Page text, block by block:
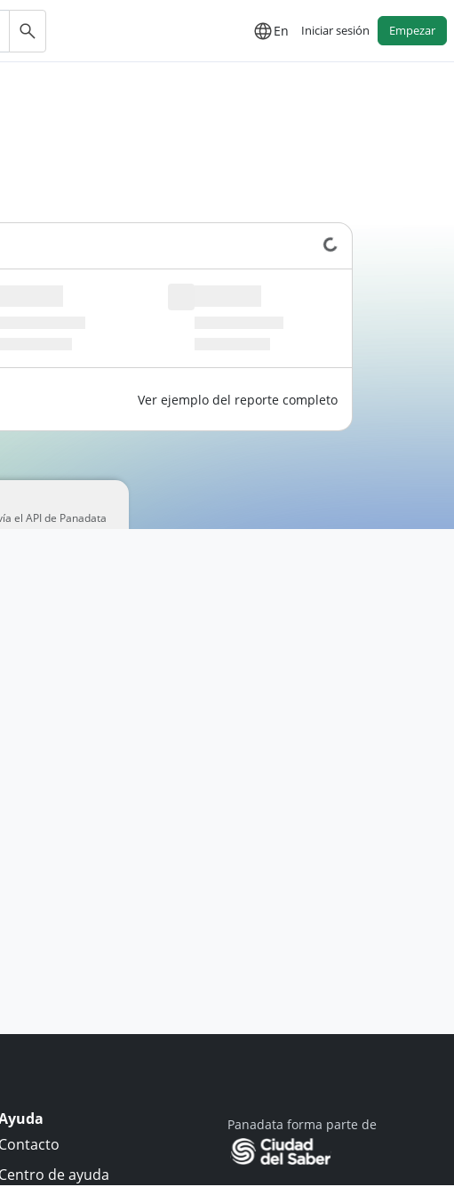
En Iniciar sesión Empezar
Cargando datos...
Ver ejemplo del reporte completo
el API de Panadata
Contacto
Centro de ayuda
Panadata forma parte de